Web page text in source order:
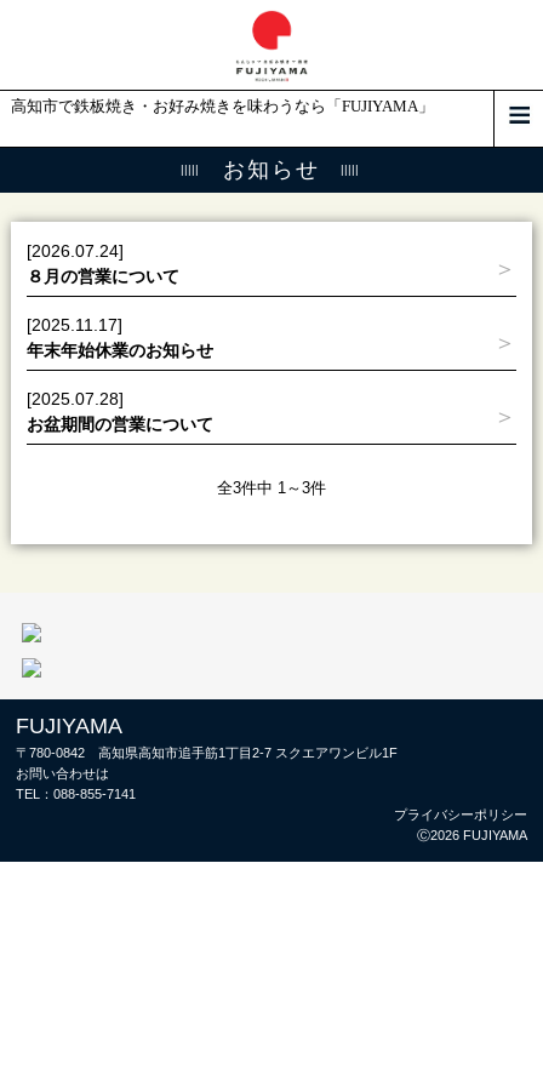
高知市で鉄板焼き・お好み焼きを味わうなら「FUJIYAMA」
お知らせ
[2026.07.24]
８月の営業について
[2025.11.17]
年末年始休業のお知らせ
[2025.07.28]
お盆期間の営業について
全3件中 1～3件
FUJIYAMA
〒780-0842 高知県高知市追手筋1丁目2-7 スクエアワンビル1F
お問い合わせは
TEL：088-855-7141
プライバシーポリシー
Ⓒ2026 FUJIYAMA